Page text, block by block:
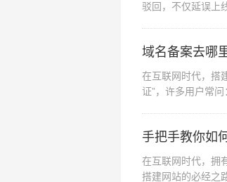
驳回，不仅延误上
域名备案去哪
在互联网时代，搭
证”，许多用户常
手把手教你如
在互联网时代，拥
搭建网站的必经之